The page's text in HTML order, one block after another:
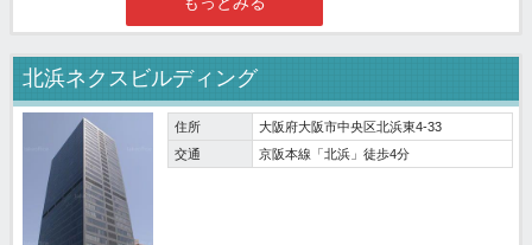
北浜ネクスビルディング
住所
大阪府大阪市中央区北浜東4-33
交通
京阪本線「北浜」徒歩4分